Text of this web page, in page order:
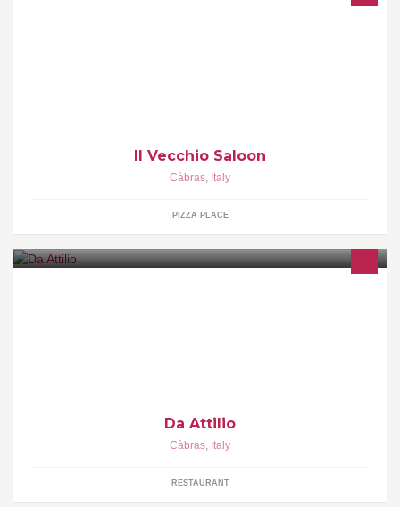
Il Vecchio Saloon
Càbras, Italy
PIZZA PLACE
Da Attilio
Càbras, Italy
RESTAURANT